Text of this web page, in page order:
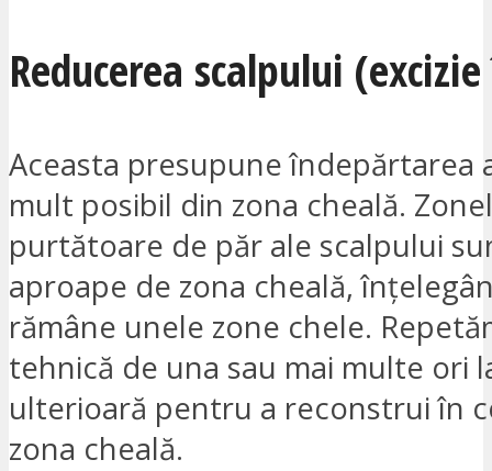
Reducerea scalpului
Aceasta presupune îndepărtarea
mult posibil din zona cheală.
purtătoare de păr ale scalpului
aproape de zona cheală,
rămâne unele zone chele.
tehnică de una sau mai multe ori
ulterioară pentru a reconstrui în
zona cheală.